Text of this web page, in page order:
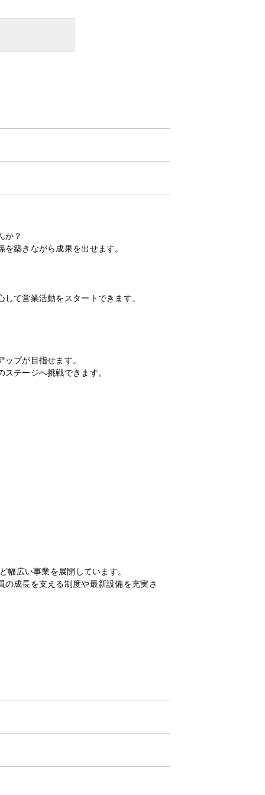
か？
築きながら成果を出せます。
て営業活動をスタートできます。
プが目指せます。
テージへ挑戦できます。
幅広い事業を展開しています。
成長を支える制度や最新設備を充実さ